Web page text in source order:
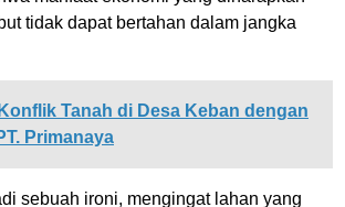
tidak dapat bertahan dalam jangka
Konflik Tanah di Desa Keban dengan
Primanaya
sebuah ironi, mengingat lahan yang